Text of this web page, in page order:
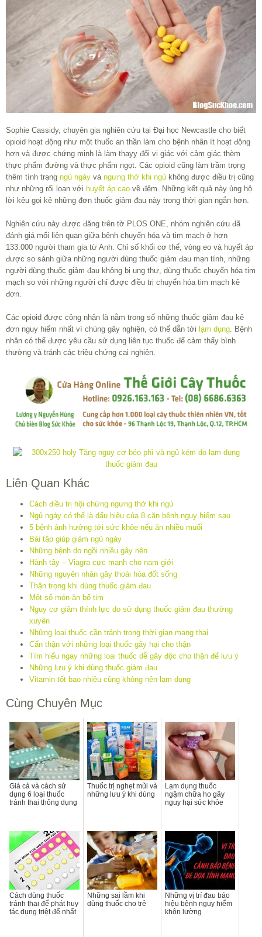
Sophie Cassidy, chuyên gia nghiên cứu tại Đại học Newcastle cho biết
opioid hoạt động như một thuốc an thần làm cho bệnh nhân ít hoạt động
hơn và được chứng minh là làm thayy đổi vị giác với cảm giác thèm
thực phẩm đường và thực phẩm ngọt. Các opioid cũng làm trầm trọng
thêm tình trạng ngủ ngáy và ngưng thở khi ngủ không được điều trị cũng
như những rối loạn với huyết áp cao về đêm. Những kết quả này ủng hộ
lời kêu gọi kê những đơn thuốc giảm đau này trong thời gian ngắn hơn.
Nghiên cứu này được đăng trên tờ PLOS ONE, nhóm nghiên cứu đã
đánh giá mối liên quan giữa bệnh chuyển hóa và tim mạch ở hơn
133.000 người tham gia từ Anh. Chỉ số khối cơ thể, vòng eo và huyết áp
được so sánh giữa những người dùng thuốc giảm đau mạn tính, những
người dùng thuốc giảm đau không bị ung thư, dùng thuốc chuyển hóa tim
mạch so với những người chỉ được điều trị chuyển hóa tim mạch kê
đơn.
Các opioid được công nhận là nằm trong số những thuốc giảm đau kê
đơn nguy hiểm nhất vì chúng gây nghiện, có thể dẫn tới lạm dụng. Bệnh
nhân có thể được yêu cầu sử dụng liên tục thuốc để cảm thấy bình
thường và tránh các triệu chứng cai nghiện.
Liên Quan Khác
Cách điều trị hội chứng ngưng thở khi ngủ
Ngủ ngáy có thể là dấu hiệu của 8 căn bệnh nguy hiểm sau
5 bệnh ảnh hưởng tới sức khỏe nếu ăn nhiều muối
Bài tập giúp giảm ngủ ngáy
Những bệnh do ngồi nhiều gây nên
Hành tây – Viagra cực mạnh cho nam giới
Những nguyên nhân gây thoái hóa đốt sống
Thận trọng khi dùng thuốc giảm đau
Một số món ăn bổ tim
Nguy cơ giảm thính lực do sử dụng thuốc giảm đau thường
xuyên
Những loại thuốc cần tránh trong thời gian mang thai
Cẩn thận với những loại thuốc gây hại cho thận
Tìm hiểu ngay những loại thuốc dễ gây độc cho thận để lưu ý
Những lưu ý khi dùng thuốc giảm đau
Vitamin tốt bao nhiêu cũng không nên lạm dụng
Cùng Chuyên Mục
Giá cả và cách sử
dụng 6 loại thuốc
tránh thai thông dụng
Thuốc trị nghẹt mũi và
những lưu ý khi dùng
Lạm dụng thuốc
ngậm chữa ho gây
nguy hại sức khỏe
Cách dùng thuốc
tránh thai để phát huy
tác dụng triệt để nhất
Những sai lầm khi
dùng thuốc cho trẻ
Những vị trí đau báo
hiệu bệnh nguy hiểm
khôn lường